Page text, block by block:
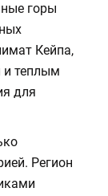
горы
Кейпа,
теплым
для
Регион